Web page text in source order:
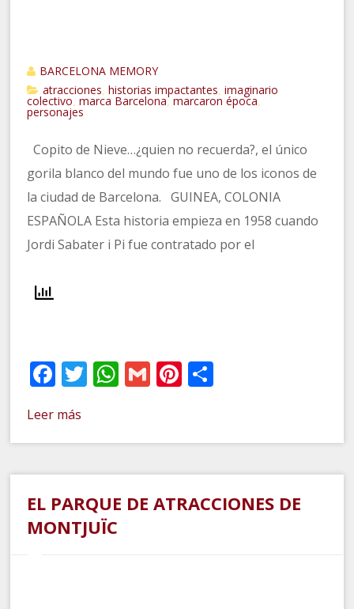
BARCELONA MEMORY
atracciones historias impactantes ,imaginario
colectivo ,marca Barcelona ,marcaron época
personajes
Copito de Nieve…¿quien no recuerda?, el único
gorila blanco del mundo fue uno de los iconos de
la ciudad de Barcelona. GUINEA, COLONIA
ESPAÑOLA Esta historia empieza en 1958 cuando
Jordi Sabater i Pi fue contratado por el
Facebook
Twitter
WhatsApp
GmailPinterest
Leer más
EL PARQUE DE ATRACCIONES DE
MONTJUÏC